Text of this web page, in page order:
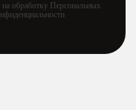
обработку Персональных